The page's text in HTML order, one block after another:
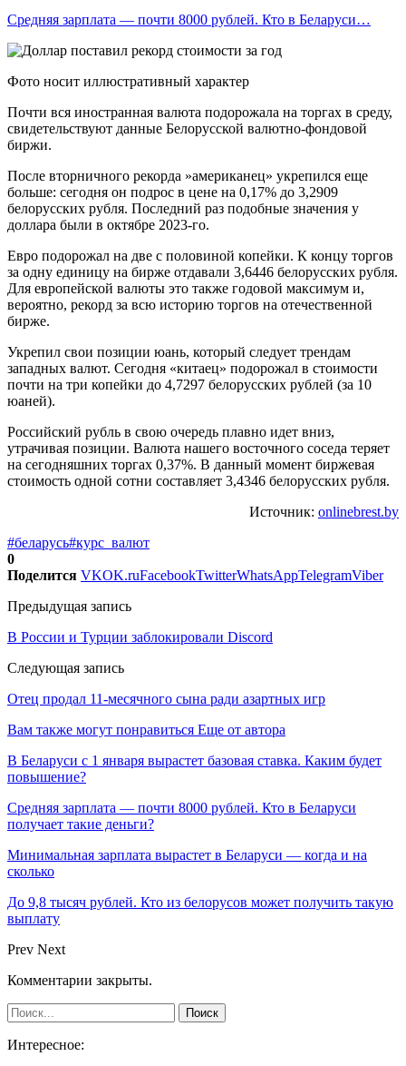
Средняя зарплата — почти 8000 рублей. Кто в Беларуси…
Фото носит иллюстративный характер
Почти вся иностранная валюта подорожала на торгах в среду,
свидетельствуют данные Белорусской валютно-фондовой
биржи.
После вторничного рекорда »американец» укрепился еще
больше: сегодня он подрос в цене на 0,17% до 3,2909
белорусских рубля. Последний раз подобные значения у
доллара были в октябре 2023-го.
Евро подорожал на две с половиной копейки. К концу торгов
за одну единицу на бирже отдавали 3,6446 белорусских рубля.
Для европейской валюты это также годовой максимум и,
вероятно, рекорд за всю историю торгов на отечественной
бирже.
Укрепил свои позиции юань, который следует трендам
западных валют. Сегодня «китаец» подорожал в стоимости
почти на три копейки до 4,7297 белорусских рублей (за 10
юаней).
Российский рубль в свою очередь плавно идет вниз,
утрачивая позиции. Валюта нашего восточного соседа теряет
на сегодняшних торгах 0,37%. В данный момент биржевая
стоимость одной сотни составляет 3,4346 белорусских рубля.
Источник: onlinebrest.by
#беларусь#курс_валют
0
Поделится VKOK.ruFacebookTwitterWhatsAppTelegramViber
Предыдущая запись
В России и Турции заблокировали Discord
Следующая запись
Отец продал 11-месячного сына ради азартных игр
Вам также могут понравиться Еще от автора
В Беларуси с 1 января вырастет базовая ставка. Каким будет
повышение?
Средняя зарплата — почти 8000 рублей. Кто в Беларуси
получает такие деньги?
Минимальная зарплата вырастет в Беларуси — когда и на
сколько
До 9,8 тысяч рублей. Кто из белорусов может получить такую
выплату
Prev Next
Комментарии закрыты.
Интересное: